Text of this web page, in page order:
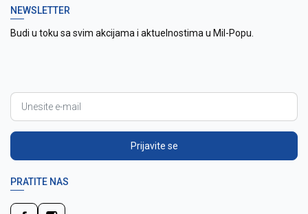
NEWSLETTER
Budi u toku sa svim akcijama i aktuelnostima u Mil-Popu.
Prijavite se
PRATITE NAS